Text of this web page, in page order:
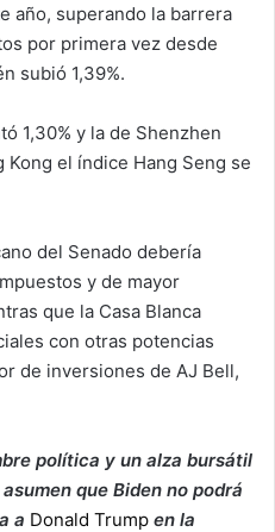
año, superando la barrera
por primera vez desde
subió 1,39%.
1,30% y la de Shenzhen
Kong el índice Hang Seng se
del Senado debería
y de mayor
que la Casa Blanca
con otras potencias
de inversiones de AJ Bell,
política y un alza bursátil
que Biden no podrá
a Donald Trump en la